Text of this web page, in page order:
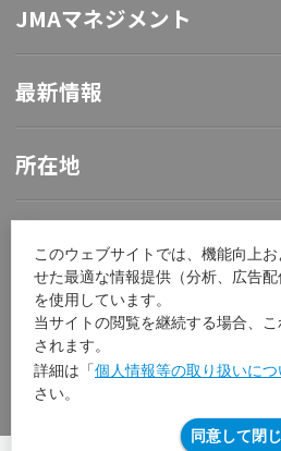
このウェブサイトでは、機能向上
せた最適な情報提供（分析、広告
を使用しています。
当サイトの閲覧を継続する場合、
されます。
詳細は「個人情報等の取り扱いにつ
さい。
同意して閉
JMAマネジメント
最新情報
所在地
採用情報
その他